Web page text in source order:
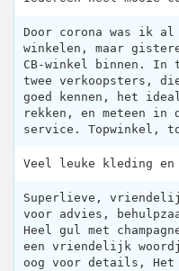
Door corona was ik al
winkelen, maar
CB-winkel binnen. In
twee verkoopsters,
goed kennen, het
rekken, en meteen in
service. Topwinkel,
Veel leuke kleding
Superlieve,
voor advies,
Heel gul met
een vriendelijk
oog voor details,